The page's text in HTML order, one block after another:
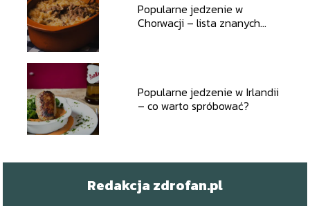
Popularne jedzenie w
Chorwacji – lista znanych
Popularne jedzenie w Irlandii
– co warto spróbować?
Redakcja zdrofan.pl